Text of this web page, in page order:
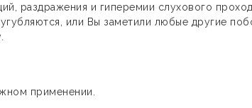
раздражения и гиперемии слухового
или Вы заметили любые другие
применении.